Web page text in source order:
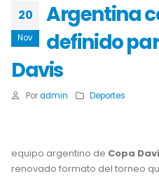
20
Nov
Argentina
definido
Davis
Por admin Deportes
equipo argentino de Copa
renovado formato del torneo